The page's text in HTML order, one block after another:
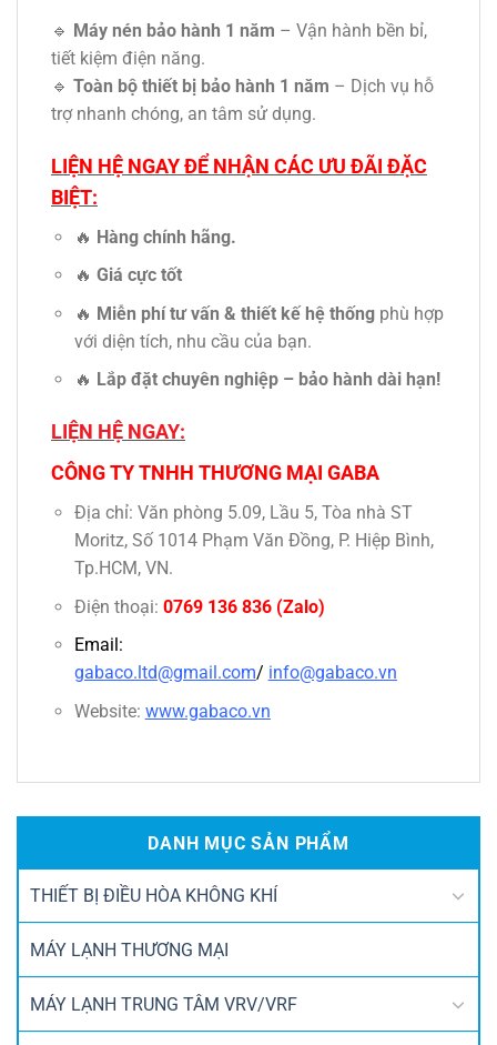
🔹 Máy nén bảo hành 1 năm – Vận hành bền bỉ,
tiết kiệm điện năng.
🔹 Toàn bộ thiết bị bảo hành 1 năm – Dịch vụ hỗ
trợ nhanh chóng, an tâm sử dụng.
LIỆN HỆ NGAY ĐỂ NHẬN CÁC ƯU ĐÃI ĐẶC
BIỆT:
🔥 Hàng chính hãng.
🔥 Giá cực tốt
🔥 Miễn phí tư vấn & thiết kế hệ thốngphù hợp
với diện tích, nhu cầu của bạn.
🔥 Lắp đặt chuyên nghiệp – bảo hành dài hạn!
LIỆN HỆ NGAY:
CÔNG TY TNHH THƯƠNG MẠI GABA
Địa chỉ: Văn phòng 5.09, Lầu 5, Tòa nhà ST
Moritz, Số 1014 Phạm Văn Đồng, P. Hiệp Bình,
Tp.HCM, VN.
Điện thoại: 0769 136 836 (Zalo)
Email:
gabaco.ltd@gmail.com/ info@gabaco.vn
Website: www.gabaco.vn
DANH MỤC SẢN PHẨM
THIẾT BỊ ĐIỀU HÒA KHÔNG KHÍ
MÁY LẠNH THƯƠNG MẠI
MÁY LẠNH TRUNG TÂM VRV/VRF